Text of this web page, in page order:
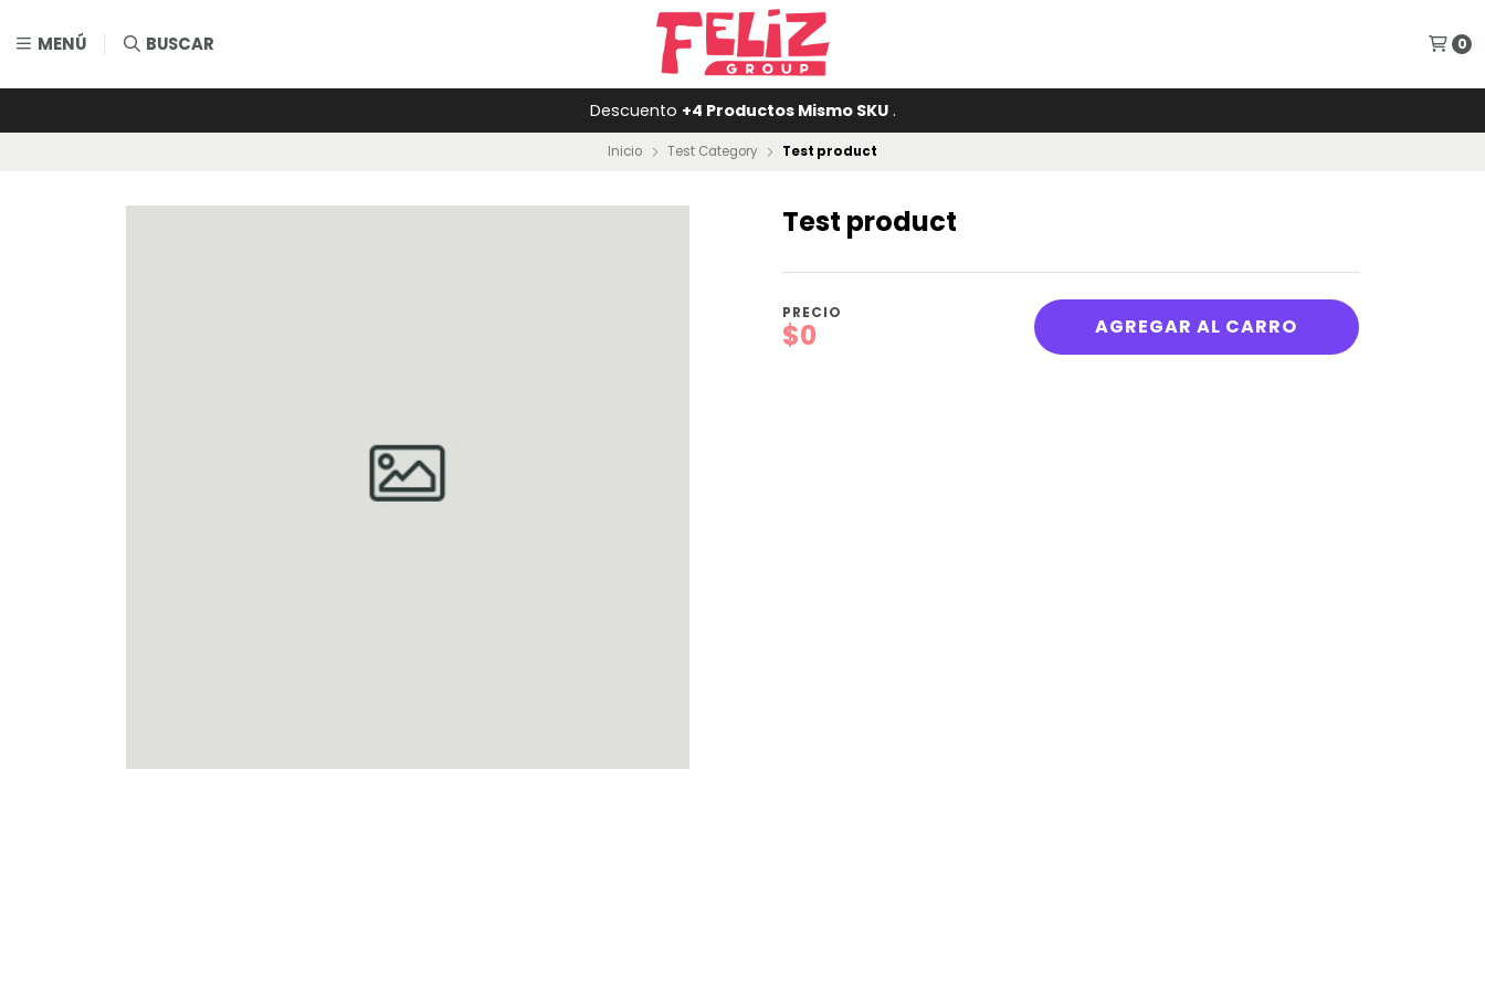
MENÚ BUSCAR 0
Descuento +4 Productos Mismo SKU.
Inicio Test Category Test product
Test product
PRECIO
$0 AGREGAR AL CARRO